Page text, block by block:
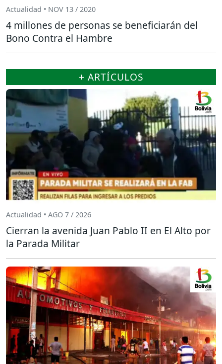
Actualidad • NOV 13 / 2020
4 millones de personas se beneficiarán del
Bono Contra el Hambre
+ ARTÍCULOS
Actualidad • AGO 7 / 2026
Cierran la avenida Juan Pablo II en El Alto por
la Parada Militar